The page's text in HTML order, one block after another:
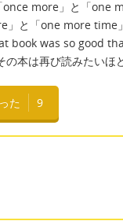
once more」と「one
」と「one more time
book was so good
本は再び読みたいほ
た 9